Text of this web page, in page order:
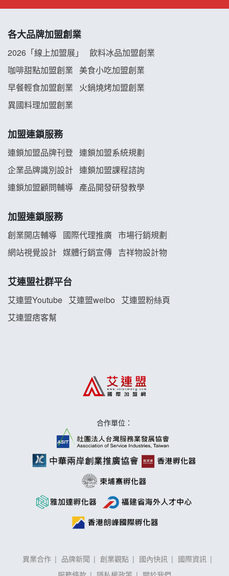
各大品牌加盟創業
2026「線上加盟展」
飲料冰品加盟創業
咖啡甜點加盟創業
美食小吃加盟創業
早餐輕食加盟創業
火鍋燒烤加盟創業
異國料理加盟創業
加盟連鎖服務
連鎖加盟品牌刊登 連鎖加盟系統規劃
企業品牌識別設計 連鎖加盟課程諮詢
連鎖加盟顧問輔導 產品開發研發教學
加盟連鎖服務
創業開店輔導 國際代理推廣 市場行銷規劃
網站視覺設計 媒體行銷宣傳 吉祥物設計物
艾連盟社群平台
艾連盟Youtube 艾連盟weibo
艾連盟粉絲頁
艾連盟痞客幫
合作單位：
異業合作 品牌新聞 創業觀點 國內快訊
國際資訊